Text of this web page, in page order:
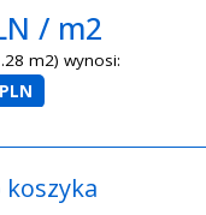
/ m2
m2) wynosi:
koszyka